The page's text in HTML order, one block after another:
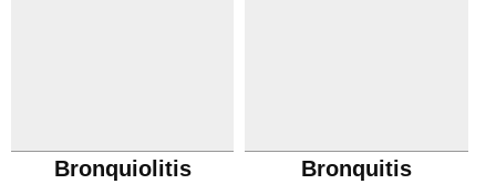
Bronquiolitis Bronquitis